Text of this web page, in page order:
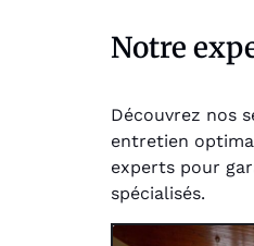
Notre
Découvrez nos
entretien
experts pour
spécialisés.